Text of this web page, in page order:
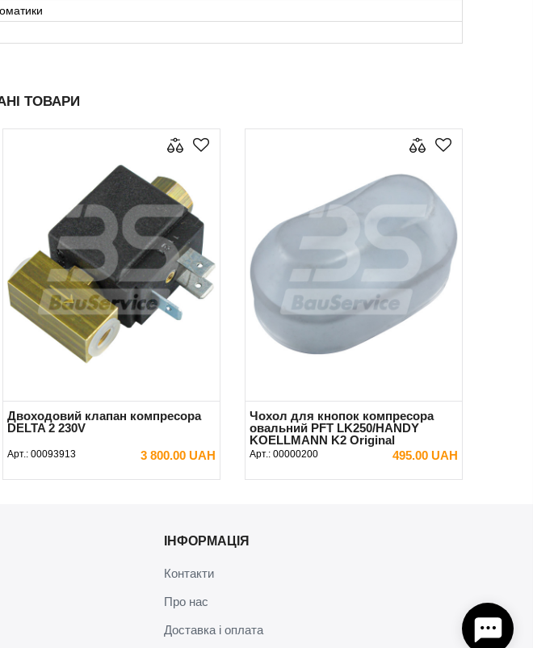
ТОВАРИ
Двоходовий клапан компресора
DELTA 2 230V
Арт.: 00093913 3 800.00 UAH
В КОШИК
Чохол для кнопок компресора
овальний PFT LK250/HANDY
KOELLMANN K2 Original
Арт.: 00000200 495.00 UAH
В КОШИК
ІНФОРМАЦІЯ
Контакти
Про нас
Доставка і оплата